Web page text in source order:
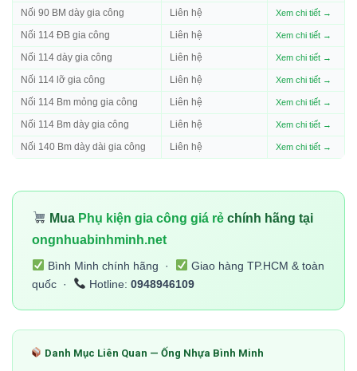
Nối 90 BM dày gia công Liên hệ Xem chi tiết →
Nối 114 ĐB gia công Liên hệ Xem chi tiết →
Nối 114 dày gia công Liên hệ Xem chi tiết →
Nối 114 lỡ gia công Liên hệ Xem chi tiết →
Nối 114 Bm mỏng gia công Liên hệ Xem chi tiết →
Nối 114 Bm dày gia công Liên hệ Xem chi tiết →
Nối 140 Bm dày dài gia công Liên hệ Xem chi tiết →
Mua Phụ kiện gia công giá rẻ chính hãng tại
ongnhuabinhminh.net
Bình Minh chính hãng ·
Giao hàng TP.HCM & toàn
quốc ·
Hotline: 0948946109
Danh Mục Liên Quan — Ống Nhựa Bình Minh